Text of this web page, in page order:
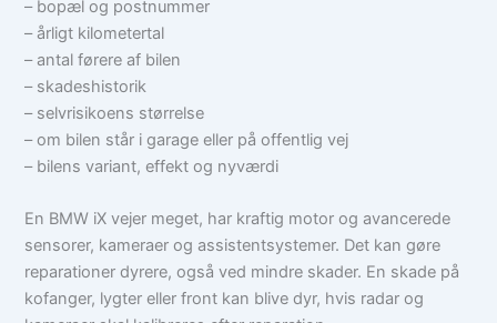
– bopæl og postnummer
– årligt kilometertal
– antal førere af bilen
– skadeshistorik
– selvrisikoens størrelse
– om bilen står i garage eller på offentlig vej
– bilens variant, effekt og nyværdi
En BMW iX vejer meget, har kraftig motor og avancerede
sensorer, kameraer og assistentsystemer. Det kan gøre
reparationer dyrere, også ved mindre skader. En skade på
kofanger, lygter eller front kan blive dyr, hvis radar og